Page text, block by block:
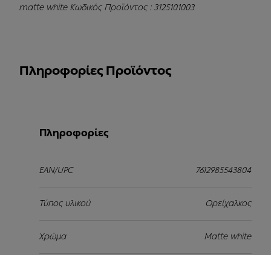
matte white Κωδικός Προϊόντος : 3125101003
Πληροφορίες Προϊόντος
Πληροφορίες
EAN/UPC 7612985543804
Τύπος υλικού Ορείχαλκος
Χρώμα Matte white